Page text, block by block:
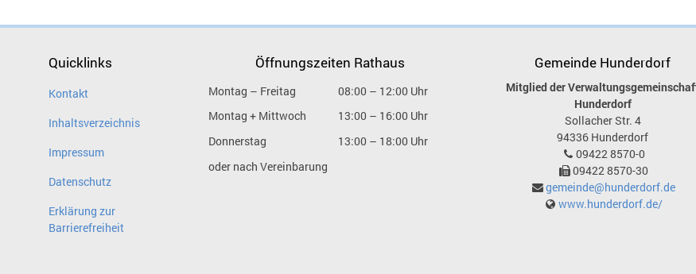
Quicklinks
Kontakt
Inhaltsverzeichnis
Impressum
Datenschutz
Erklärung zur
Barrierefreiheit
Öffnungszeiten Rathaus
Montag – Freitag
08:00 – 12:00 Uhr
Montag + Mittwoch
13:00 – 16:00 Uhr
Donnerstag
13:00 – 18:00 Uhr
oder nach Vereinbarung
Gemeinde Hunderdorf
Mitglied der
Hunderdorf
Sollacher Str. 4
94336 Hunderdorf
09422 8570-0
09422 8570-30
gemeinde@hunderdorf.de
www.hunderdorf.de/